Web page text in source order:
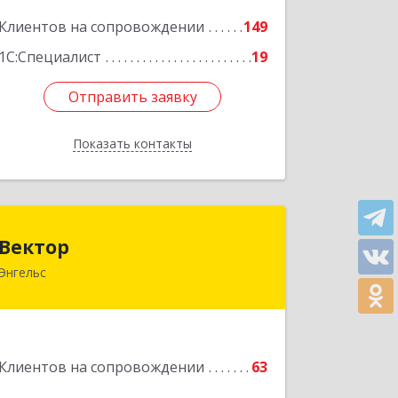
Клиентов на сопровождении
149
1С:Специалист
19
Отправить заявку
Показать контакты
Подробнее
Отправить заявку
Назад
Вектор
Энгельс
Клиентов на сопровождении 63
413107, Саратовская обл, Энгельс г,
Подробнее